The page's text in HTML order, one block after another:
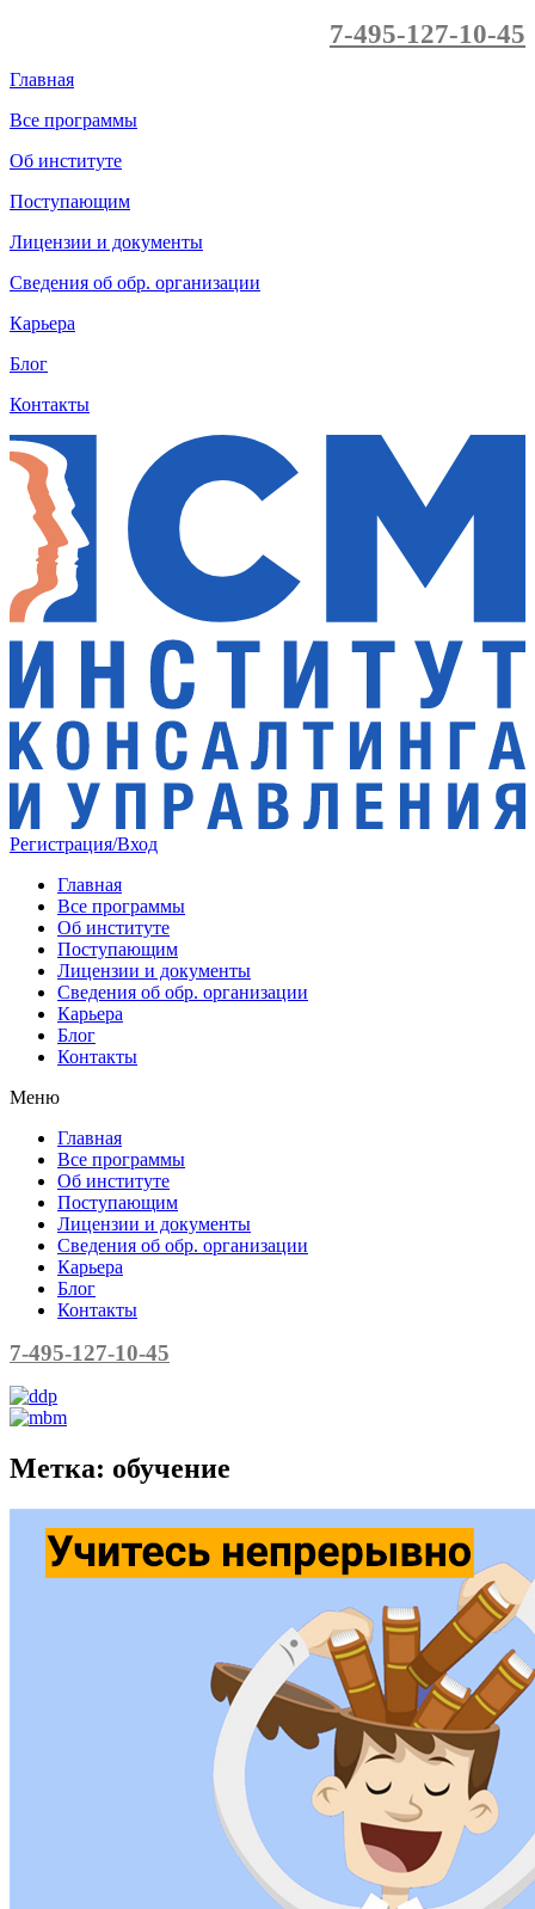
7-495-127-10-45
Главная
Все программы
Об институте
Поступающим
Лицензии и документы
Сведения об обр. организации
Карьера
Блог
Контакты
Регистрация/Вход
Главная
Все программы
Об институте
Поступающим
Лицензии и документы
Сведения об обр. организации
Карьера
Блог
Контакты
Меню
Главная
Все программы
Об институте
Поступающим
Лицензии и документы
Сведения об обр. организации
Карьера
Блог
Контакты
7-495-127-10-45
Метка: обучение